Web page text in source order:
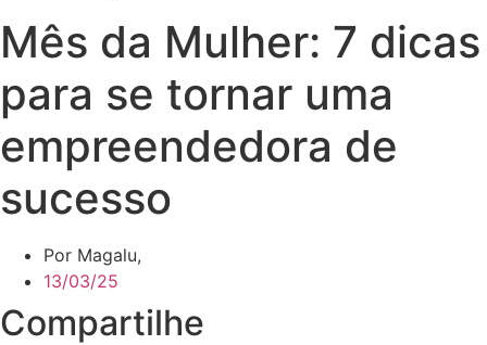
Mês da Mulher: 7 dicas
para se tornar uma
empreendedora de
sucesso
Por Magalu,
13/03/25
Compartilhe